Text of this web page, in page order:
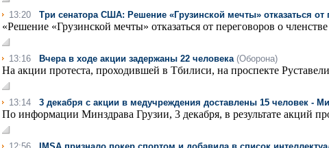
13:20 Три сенатора США: Решение «Грузинской мечты» отказаться от
«Решение «Грузинской мечты» отказаться от переговоров о
13:16 Вчера в ходе акции задержаны 22 человека (Оборона)
На акции протеста, проходившей в Тбилиси, на проспекте
13:14 3 декабря с акции в медучреждения доставлены 15 человек -
По информации Минздрава Грузии, 3 декабря, в результате акций